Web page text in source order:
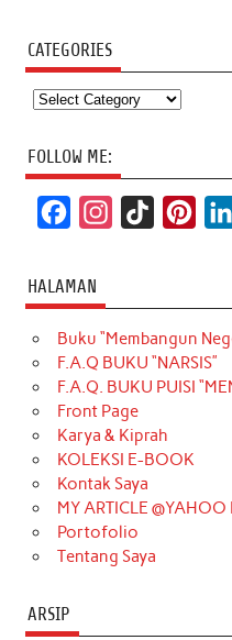
CATEGORIES
Categories
FOLLOW ME:
c
e
b
o
o
k
t
a
g
r
a
m
T
o
k
t
e
r
HALAMAN
Buku “Membangun
F.A.Q BUKU “NARSIS”
F.A.Q. BUKU PUISI
Front Page
Karya & Kiprah
KOLEKSI E-BOOK
Kontak Saya
MY ARTICLE
Portofolio
Tentang Saya
ARSIP